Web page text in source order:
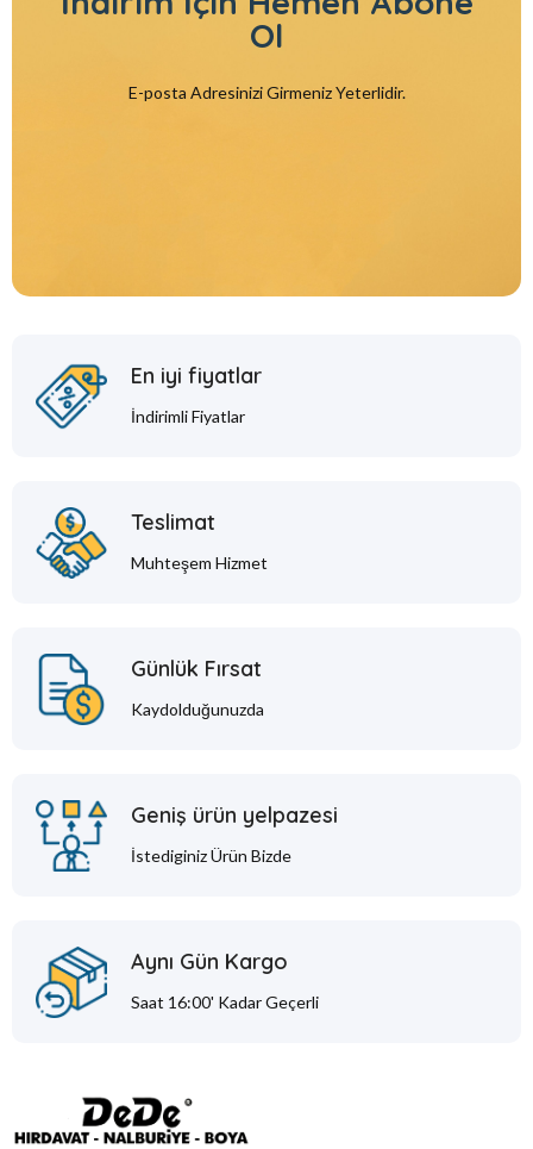
Ol
E-posta Adresinizi Girmeniz Yeterlidir.
En iyi fiyatlar
İndirimli Fiyatlar
Teslimat
Muhteşem Hizmet
Günlük Fırsat
Kaydolduğunuzda
Geniş ürün yelpazesi
İstediginiz Ürün Bizde
Aynı Gün Kargo
Saat 16:00' Kadar Geçerli